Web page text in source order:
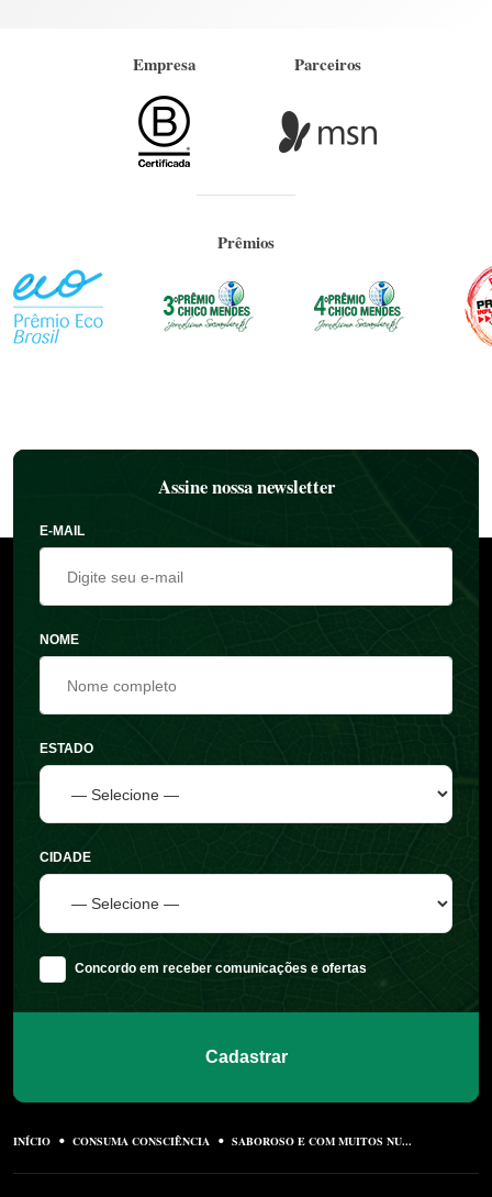
Empresa Parceiros
Prêmios
Assine nossa newsletter
E-MAIL
NOME
ESTADO
CIDADE
Concordo em receber comunicações e ofertas
Cadastrar
INÍCIO CONSUMA CONSCIÊNCIA SABOROSO E COM MUITOS NU...